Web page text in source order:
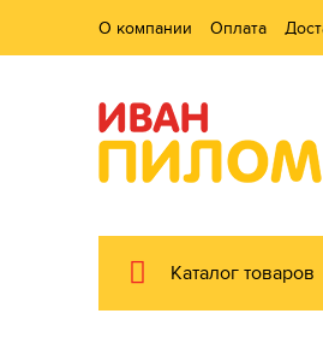
О компании Оплата
Каталог товаров